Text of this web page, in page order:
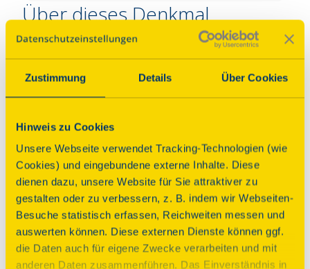
Zustimmung Details Über Cookies
Hinweis zu Cookies
Unsere Webseite verwendet Tracking-Technologien (wie
Cookies) und eingebundene externe Inhalte. Diese
dienen dazu, unsere Website für Sie attraktiver zu
gestalten oder zu verbessern, z. B. indem wir Webseiten-
Besuche statistisch erfassen, Reichweiten messen und
auswerten können. Diese externen Dienste können ggf.
die Daten auch für eigene Zwecke verarbeiten und mit
anderen Daten zusammenführen. Das Einverständnis in
Über dieses Denkmal
Der Name der Kirche ist älter als die Stadt
Eilenburg. Er bezeichnet ein Gotteshaus namens
907 errichtet, zusammen mit dem von Wurzen und
Püchau. Im Burgward wurde eine kleine
Petruskapelle für die Besatzung gebaut. Vor dem
Burgward lag ein Sorbenweiler, die Zscheppelende.
Als Mönche diesen Weiler zu missionieren
begannen, fehlte eine Kirche, denn in den
Burgward wollte man die Sorben aus
Sicherheitsgründen nicht lassen. So wird um 940
die erste Marienkapelle gebaut worden sein.